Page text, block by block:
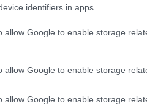
identifiers in apps.
allow Google to enable storage
allow Google to enable storage
allow Google to enable storage